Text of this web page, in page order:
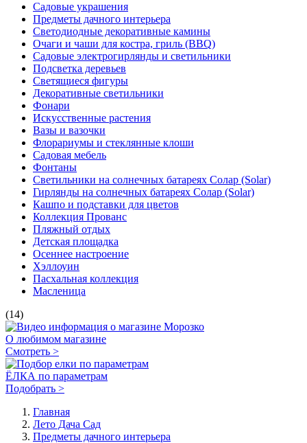
Садовые украшения
Предметы дачного интерьера
Светодиодные декоративные камины
Очаги и чаши для костра, гриль (BBQ)
Садовые электрогирлянды и светильники
Подсветка деревьев
Светящиеся фигуры
Декоративные светильники
Фонари
Искусственные растения
Вазы и вазочки
Флорариумы и стеклянные клоши
Садовая мебель
Фонтаны
Светильники на солнечных батареях Солар (Solar)
Гирлянды на солнечных батареях Солар (Solar)
Кашпо и подставки для цветов
Коллекция Прованс
Пляжный отдых
Детская площадка
Осеннее настроение
Хэллоуин
Пасхальная коллекция
Масленица
(14)
О любимом магазине
Смотреть >
ЁЛКА по параметрам
Подобрать >
Главная
Лето Дача Сад
Предметы дачного интерьера